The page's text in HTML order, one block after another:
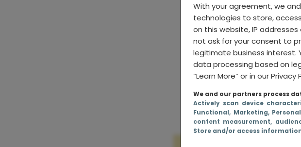
With your agreement, we and
technologies to store,
on this website, IP
not ask for your consent to
legitimate business interest.
data processing based on
“Learn More” or in our
We and our partners process
Actively scan device
Functional, Marketing,
content measurement,
Store and/or access